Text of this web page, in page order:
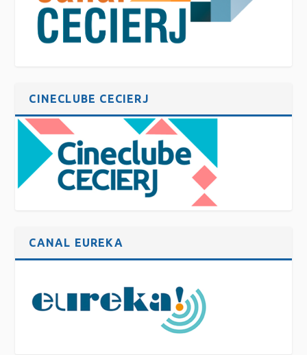
CINECLUBE CECIERJ
CANAL EUREKA